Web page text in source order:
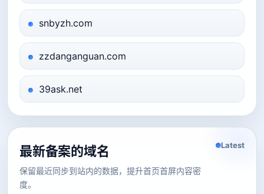
snbyzh.com
zzdanganguan.com
39ask.net
最新备案的域名
保留最近同步到站内的数据，提升首页首屏内容密
度。
Latest